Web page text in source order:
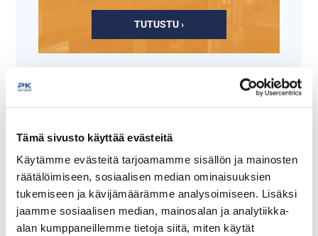
Tämä sivusto käyttää evästeitä
Käytämme evästeitä tarjoamamme sisällön ja mainosten
räätälöimiseen, sosiaalisen median ominaisuuksien
tukemiseen ja kävijämäärämme analysoimiseen. Lisäksi
jaamme sosiaalisen median, mainosalan ja analytiikka-
alan kumppaneillemme tietoja siitä, miten käytät
TUTUSTU ›
Vihannesleikkurin
viipaleterä E14
Vihannesleikkurin
raasteterä Z7